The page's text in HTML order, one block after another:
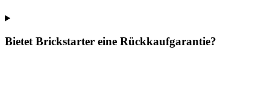
Bietet Brickstarter eine Rückkaufgarantie?